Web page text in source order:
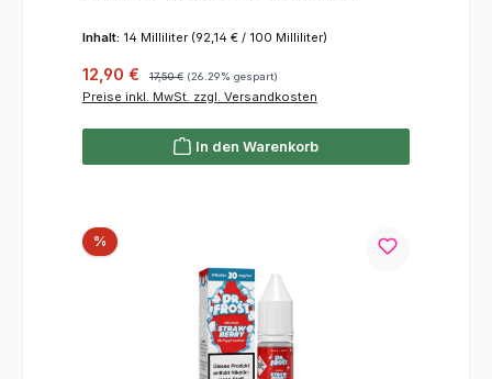
Inhalt: 14 Milliliter (92,14 € / 100 Milliliter)
Verkaufspreis:
12,90 € 17,50 € (26.29% gespart)
Preise inkl. MwSt. zzgl. Versandkosten
In den Warenkorb
%Rabatt